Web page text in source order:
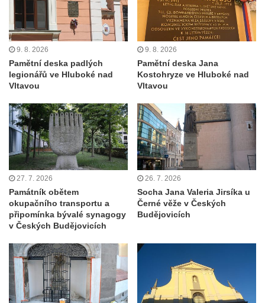
Hoře
Kenotaf Oskara Ringelhana na hřbitově v
Benešově nad Ploučnicí
Benešově nad Ploučnicí
Hrob Šumových na hřbitově v Benešově
nad Ploučnicí
Hrob Theodora Sommera na hřbitově v
Benešově nad Ploučnicí
Hrob Wendelina Janiche na hřbitově v
Hrob Christodoulona Panayiotise na
hřbitově v Benešově nad Ploučnicí
Hrob Franze Wünsche na hřbitově v
Pamětní desky obětem 1. světové války v
kapli Panny Marie Bolestné v Benešově
nad Ploučnicí
9. 8. 2026
Pamětní deska padlých
legionářů ve Hluboké nad
Vltavou
9. 8. 2026
Pamětní deska Jana
Kostohryze ve Hluboké nad
Vltavou
27. 7. 2026
Památník obětem
okupačního transportu a
připomínka bývalé synagogy
v Českých Budějovicích
26. 7. 2026
Socha Jana Valeria Jirsíka u
Černé věže v Českých
Budějovicích